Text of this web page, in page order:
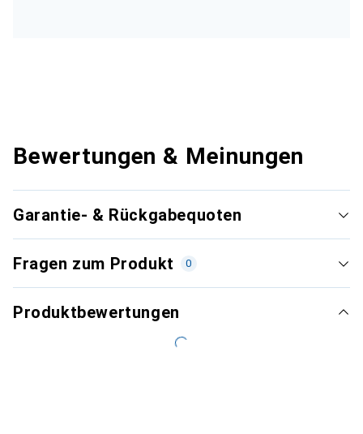
Bewertungen & Meinungen
Garantie- & Rückgabequoten
Fragen zum Produkt 0
Produktbewertungen